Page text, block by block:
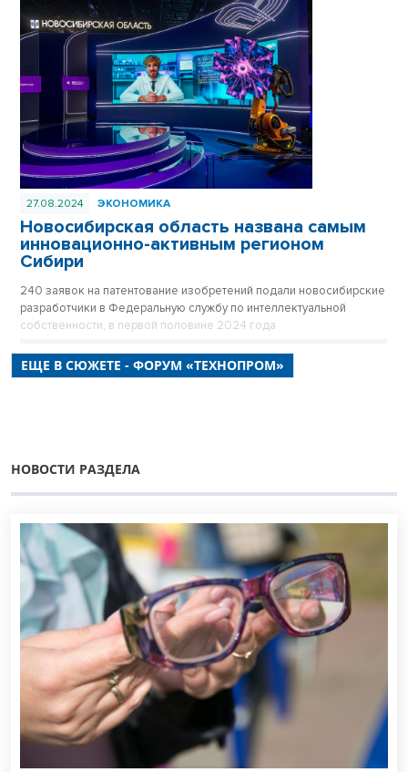
27.08.2024 ЭКОНОМИКА
Новосибирская область названа самым
инновационно-активным регионом
Сибири
240 заявок на патентование изобретений подали новосибирские
разработчики в Федеральную службу по интеллектуальной
собственности, в первой половине 2024 года
ЕЩЕ В СЮЖЕТЕ - ФОРУМ «ТЕХНОПРОМ»
НОВОСТИ РАЗДЕЛА